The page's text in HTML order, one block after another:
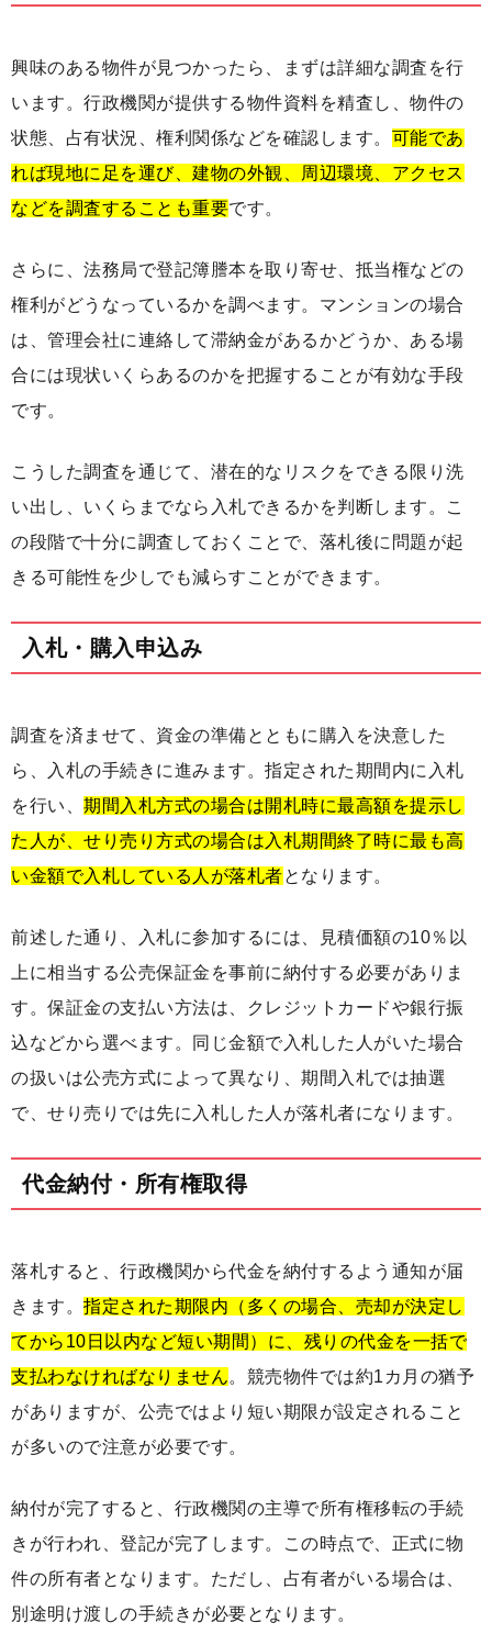
興味のある物件が見つかったら、まずは詳細な調査を行
います。行政機関が提供する物件資料を精査し、物件の
状態、占有状況、権利関係などを確認します。 可能であ
れば現地に足を運び、建物の外観、周辺環境、アクセス
などを調査することも重要です。
さらに、法務局で登記簿謄本を取り寄せ、抵当権などの
権利がどうなっているかを調べます。マンションの場合
は、管理会社に連絡して滞納金があるかどうか、ある場
合には現状いくらあるのかを把握することが有効な手段
です。
こうした調査を通じて、潜在的なリスクをできる限り洗
い出し、いくらまでなら入札できるかを判断します。こ
の段階で十分に調査しておくことで、落札後に問題が起
きる可能性を少しでも減らすことができます。
入札・購入申込み
調査を済ませて、資金の準備とともに購入を決意した
ら、入札の手続きに進みます。指定された期間内に入札
を行い、 期間入札方式の場合は開札時に最高額を提示し
た人が、せり売り方式の場合は入札期間終了時に最も高
い金額で入札している人が落札者となります。
前述した通り、入札に参加するには、見積価額の10％以
上に相当する公売保証金を事前に納付する必要がありま
す。保証金の支払い方法は、クレジットカードや銀行振
込などから選べます。同じ金額で入札した人がいた場合
の扱いは公売方式によって異なり、期間入札では抽選
で、せり売りでは先に入札した人が落札者になります。
代金納付・所有権取得
落札すると、行政機関から代金を納付するよう通知が届
きます。 指定された期限内（多くの場合、売却が決定し
てから10日以内など短い期間）に、残りの代金を一括で
支払わなければなりません。競売物件では約1カ月の猶予
がありますが、公売ではより短い期限が設定されること
が多いので注意が必要です。
納付が完了すると、行政機関の主導で所有権移転の手続
きが行われ、登記が完了します。この時点で、正式に物
件の所有者となります。ただし、占有者がいる場合は、
別途明け渡しの手続きが必要となります。